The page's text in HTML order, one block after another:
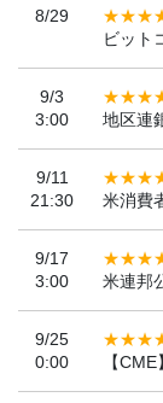
8/29
ビット
9/3
3:00
地区連
9/11
21:30
米消費
9/17
3:00
米連邦
9/25
0:00
【